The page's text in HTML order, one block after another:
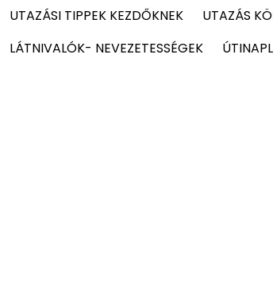
UTAZÁSI TIPPEK KEZDŐKNEK
UTAZÁS
LÁTNIVALÓK- NEVEZETESSÉGEK